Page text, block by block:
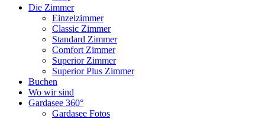
Die Zimmer
Einzelzimmer
Classic Zimmer
Standard Zimmer
Comfort Zimmer
Superior Zimmer
Superior Plus Zimmer
Buchen
Wo wir sind
Gardasee 360°
Gardasee Fotos